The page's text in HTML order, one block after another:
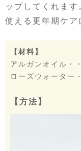
ップしてくれま
使える更年期ケア
【材料】
アルガンオイル・
ローズウォーター
【方法】